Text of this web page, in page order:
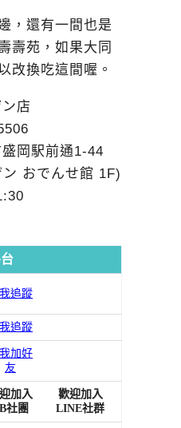
，還有一間也是
壽苑，如果大同
改換吃這間喔。
店
岡駅前通1-44
おでんせ館 1F)
追蹤
追蹤
加好
友
加入
社團
歡迎加入
LINE社群